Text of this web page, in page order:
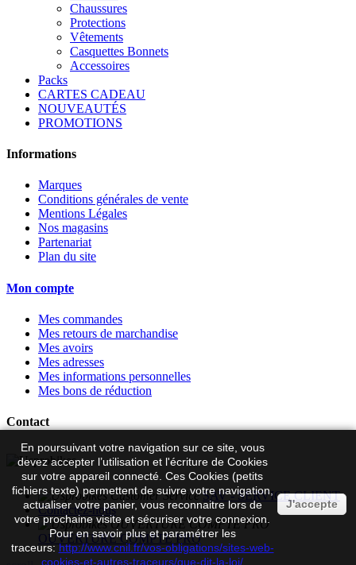
Chaussures
Protections
Vêtements
Casquettes Bonnets
Accessoires
Packs
CARTES CADEAU
NOUVEAUTÉS
PROMOTIONS
Informations
Marques
Conditions générales de vente
Mentions Légales
Nos magasins
Partenariat
Plan du site
Mon compte
Mes commandes
Mes retours de marchandise
Mes avoirs
Mes adresses
Mes informations personnelles
Mes bons de réduction
Contact
SAV - SERVICE CLIENT
Contactez-nous
OUVERTURE COMPTE PRO
En poursuivant votre navigation sur ce site, vous
devez accepter l’utilisation et l'écriture de Cookies
sur votre appareil connecté. Ces Cookies (petits
fichiers texte) permettent de suivre votre navigation,
actualiser votre panier, vous reconnaitre lors de
votre prochaine visite et sécuriser votre connexion.
Pour en savoir plus et paramétrer les
traceurs:http://www.cnil.fr/vos-obligations/sites-web-
cookies-et-autres-traceurs/que-dit-la-loi/
J'accepte